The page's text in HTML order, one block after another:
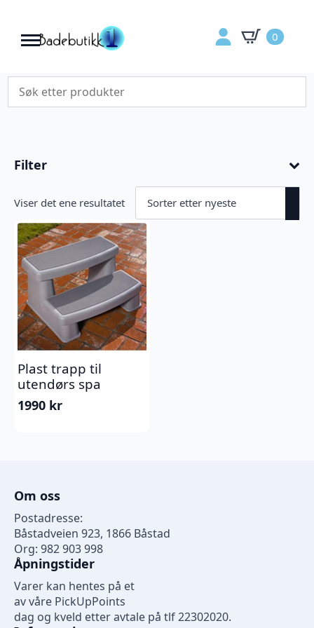
0
Filter
Viser det ene resultatet
Plast trapp til
utendørs spa
1990 kr
Om oss
Postadresse:
Båstadveien 923, 1866 Båstad
Org: 982 903 998
Åpningstider
Varer kan hentes på et
av våre PickUpPoints
dag og kveld etter avtale på tlf 22302020.